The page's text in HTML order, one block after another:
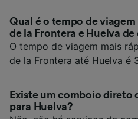
Qual é o tempo de
de la Frontera e Huelva
O tempo de viagem mais
de la Frontera até Huelva é
Existe um comboio direto
para Huelva?